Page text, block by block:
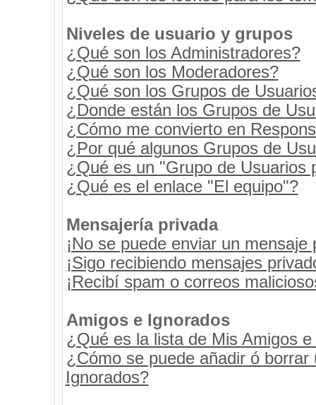
Niveles de usuario y grupos
¿Qué son los Administradores?
¿Qué son los Moderadores?
¿Qué son los Grupos de
¿Donde están los Grupos de
¿Cómo me convierto en
¿Por qué algunos Grupos de
¿Qué es un "Grupo de Usuarios
¿Qué es el enlace "El equipo"?
Mensajería privada
¡No se puede enviar un mensaje
¡Sigo recibiendo mensajes
¡Recibí spam o correos
Amigos e Ignorados
¿Qué es la lista de Mis Amigos
¿Cómo se puede añadir ó
Ignorados?